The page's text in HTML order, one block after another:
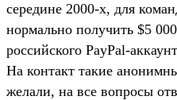
середине 2000-х, для
нормально получить $5
российского PayPal-
На контакт такие
желали, на все вопросы